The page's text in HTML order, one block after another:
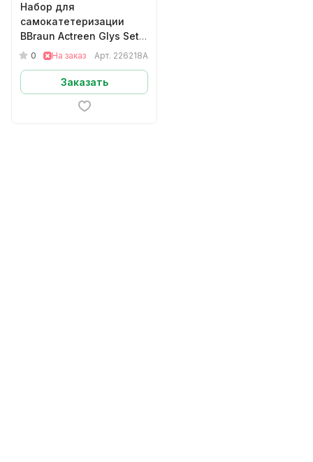
Набор для
самокатетеризации
BBraun Actreen Glys Set
мужскойНелатон CH18
0 На заказ Арт. 226218A
Заказать